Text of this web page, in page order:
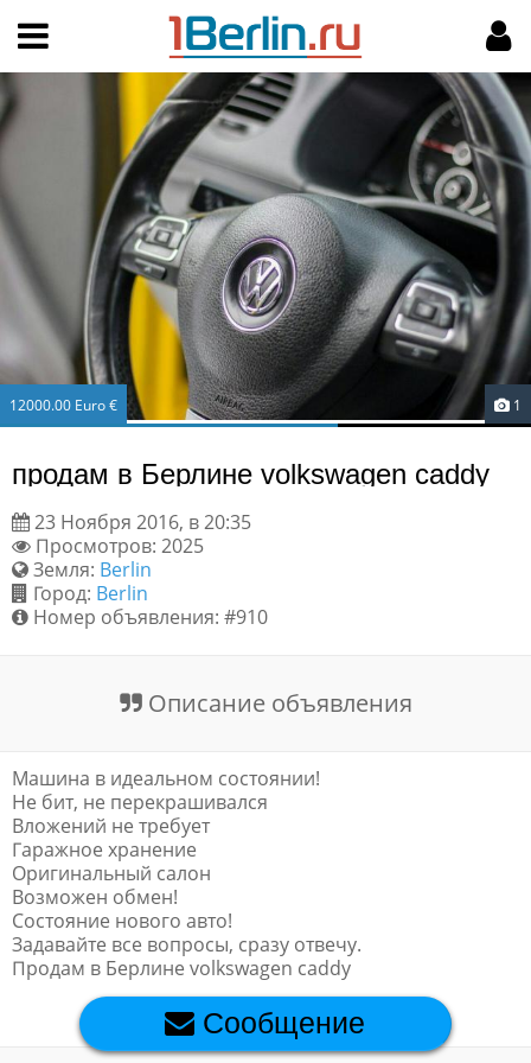
Пользовательское соглашение
Правила доски объявлений
Компьютерная версия
Текстовая реклама
Обратная связь
МОЙ АККАУНТ
Мои объявления
12000.00 Euro € 1
продам в Берлине volkswagen caddy
23 Ноября 2016, в 20:35
Просмотров: 2025
Земля: Berlin
Город: Berlin
Номер объявления: #910
Описание объявления
Машина в идеальном состоянии!
Не бит, не перекрашивался
Вложений не требует
Гаражное хранение
Оригинальный салон
Возможен обмен!
Состояние нового авто!
Задавайте все вопросы, сразу отвечу.
Продам в Берлине volkswagen caddy
Сообщение